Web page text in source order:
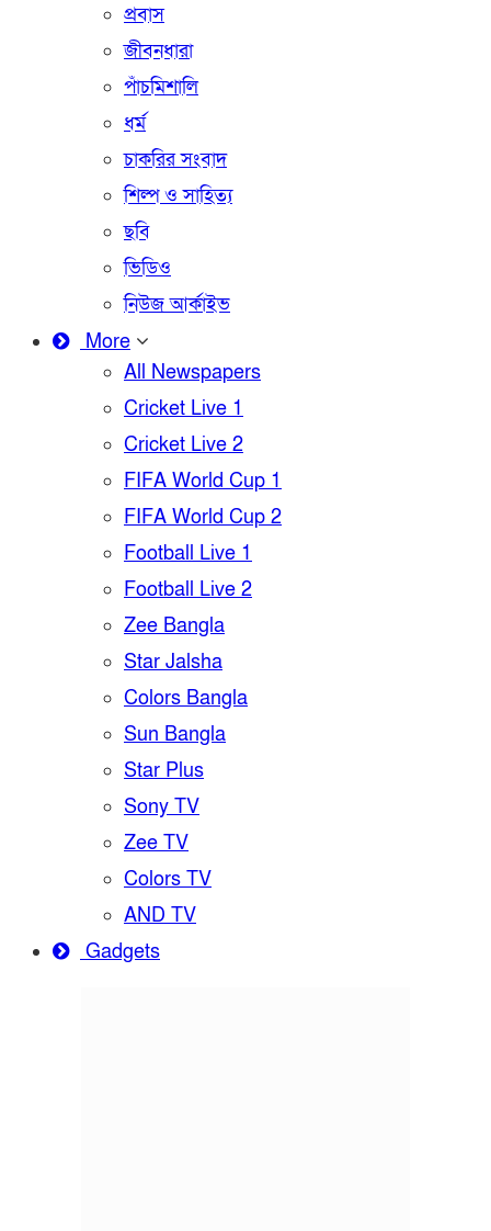
প্রবাস
জীবনধারা
পাঁচমিশালি
ধর্ম
চাকরির সংবাদ
শিল্প ও সাহিত্য
ছবি
ভিডিও
নিউজ আর্কাইভ
More
All Newspapers
Cricket Live 1
Cricket Live 2
FIFA World Cup 1
FIFA World Cup 2
Football Live 1
Football Live 2
Zee Bangla
Star Jalsha
Colors Bangla
Sun Bangla
Star Plus
Sony TV
Zee TV
Colors TV
AND TV
Gadgets